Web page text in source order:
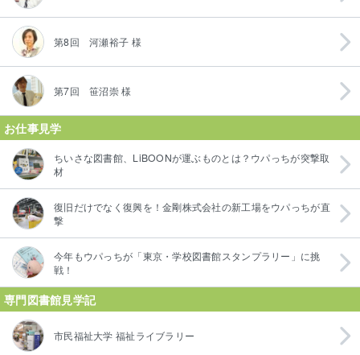
第8回 河瀬裕子 様
第7回 笹沼崇 様
お仕事見学
ちいさな図書館、LiBOONが運ぶものとは？ウパっちが突撃取
材
復旧だけでなく復興を！金剛株式会社の新工場をウパっちが直
撃
今年もウパっちが「東京・学校図書館スタンプラリー」に挑
戦！
専門図書館見学記
市民福祉大学 福祉ライブラリー